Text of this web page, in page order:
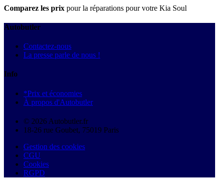
Comparez les prix pour la réparations pour votre Kia Soul
Autobutler
Contactez-nous
La presse parle de nous !
Info
*Prix et économies
À propos d'Autobutler
© 2026 Autobutler.fr
18-26 rue Goubet, 75019 Paris
Gestion des cookies
CGU
Cookies
RGPD